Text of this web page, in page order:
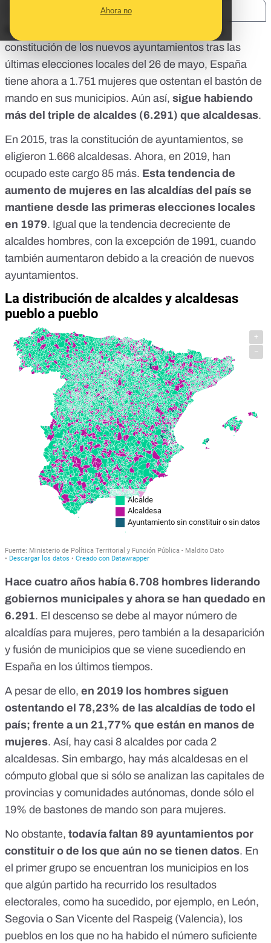
Ahora no
Récord de mujeres alcaldesas. Después de la
constitución de los nuevos ayuntamientos tras las
últimas elecciones locales del 26 de mayo, España
tiene ahora a 1.751 mujeres que ostentan el bastón de
mando en sus municipios. Aún así, sigue habiendo
más del triple de alcaldes (6.291) que alcaldesas.
En 2015, tras la constitución de ayuntamientos, se
eligieron 1.666 alcaldesas. Ahora, en 2019, han
ocupado este cargo 85 más. Esta tendencia de
aumento de mujeres en las alcaldías del país se
mantiene desde las primeras elecciones locales
en 1979. Igual que la tendencia decreciente de
alcaldes hombres, con la excepción de 1991, cuando
también aumentaron debido a la creación de nuevos
ayuntamientos.
Hace cuatro años había 6.708 hombres liderando
gobiernos municipales y ahora se han quedado en
6.291. El descenso se debe al mayor número de
alcaldías para mujeres, pero también a la desaparición
y fusión de municipios que se viene sucediendo en
España en los últimos tiempos.
A pesar de ello, en 2019 los hombres siguen
ostentando el 78,23% de las alcaldías de todo el
país; frente a un 21,77% que están en manos de
mujeres. Así, hay casi 8 alcaldes por cada 2
alcaldesas. Sin embargo, hay más alcaldesas en el
cómputo global que si sólo se analizan las capitales de
provincias y comunidades autónomas, donde sólo el
19% de bastones de mando son para mujeres.
No obstante, todavía faltan 89 ayuntamientos por
constituir o de los que aún no se tienen datos. En
el primer grupo se encuentran los municipios en los
que algún partido ha recurrido los resultados
electorales, como ha sucedido, por ejemplo, en León,
Segovia o San Vicente del Raspeig (Valencia), los
pueblos en los que no ha habido el número suficiente